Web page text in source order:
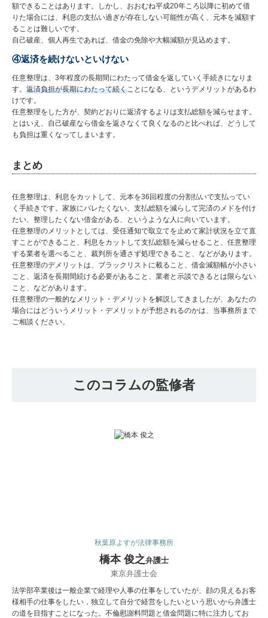
額できることはあります。しかし、おおむね平成20年ころ以降に初めて借
りた場合には、利息の支払い過ぎが存在しない可能性が高く、元本を減額す
ることは難しいです。
自己破産、個人再生であれば、借金の免除や大幅減額が見込めます。
④返済を続けないといけない
任意整理は、3年程度の長期間にわたって借金を返していく手続きになりま
す。 返済負担が長期にわたって続くことになる、というデメリットがあるわ
けです。
任意整理をした方が、契約どおりに返済するよりは支払総額を減らせます。
とはいえ、自己破産なら借金を返さなくて良くなるのと比べれば、どうして
も負担は重くなってしまいます。
まとめ
任意整理は、利息をカットして、元本を36回程度の分割払いで支払ってい
く手続きです。家族にバレたくない、支払総額を減らして完済のメドを付け
たい、整理したくない借金がある、というような人に向いています。
任意整理のメリットとしては、受任通知で取立てを止めて家計状況を立て直
すことができること、利息をカットして支払総額を減らせること、任意整理
する業者を選べること、裁判所を通さず処理できること、などがあります。
任意整理のデメリットは、ブラックリストに載ること、借金減額幅が小さい
こと、返済を長期間続ける必要があること、業者と示談できるとは限らない
こと、などがあります。
任意整理の一般的なメリット・デメリットを解説してきましたが、あなたの
場合にはどういうメリット・デメリットが予想されるのかは、当事務所まで
ご相談ください。
このコラムの監修者
秋葉原よすが法律事務所
橋本 俊之弁護士
東京弁護士会
法学部卒業後は一般企業で経理や人事の仕事をしていたが、顔の見えるお客
様相手の仕事をしたい，独立して自分で経営をしたいという思いから弁護士
の道を目指すことになった。不倫慰謝料問題と借金問題に特に注力してお